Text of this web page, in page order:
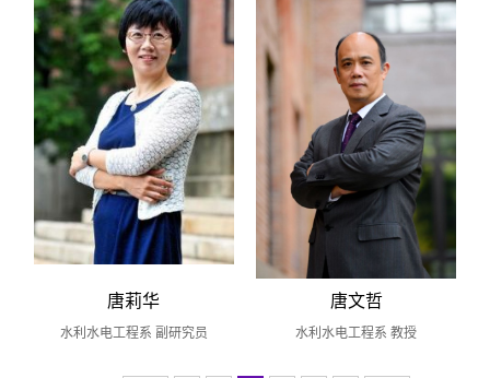
唐莉华
水利水电工程系 副研究员
唐文哲
水利水电工程系 教授